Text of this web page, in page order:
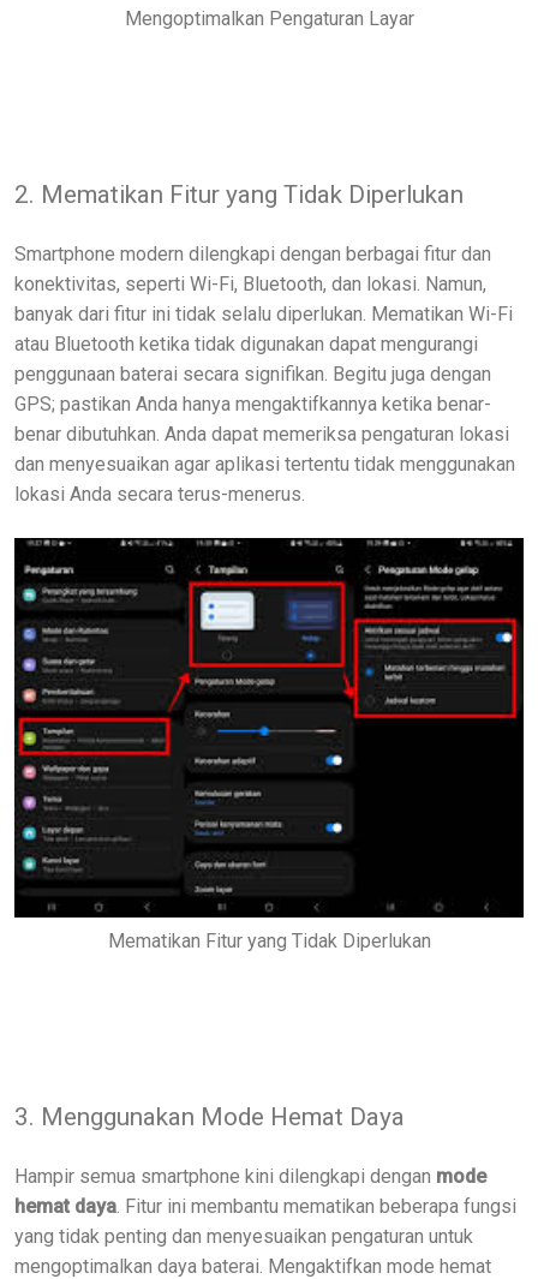
Mengoptimalkan Pengaturan Layar
2. Mematikan Fitur yang Tidak Diperlukan
Smartphone modern dilengkapi dengan berbagai fitur dan
konektivitas, seperti Wi-Fi, Bluetooth, dan lokasi. Namun,
banyak dari fitur ini tidak selalu diperlukan. Mematikan Wi-Fi
atau Bluetooth ketika tidak digunakan dapat mengurangi
penggunaan baterai secara signifikan. Begitu juga dengan
GPS; pastikan Anda hanya mengaktifkannya ketika benar-
benar dibutuhkan. Anda dapat memeriksa pengaturan lokasi
dan menyesuaikan agar aplikasi tertentu tidak menggunakan
lokasi Anda secara terus-menerus.
Mematikan Fitur yang Tidak Diperlukan
3. Menggunakan Mode Hemat Daya
Hampir semua smartphone kini dilengkapi dengan mode
hemat daya. Fitur ini membantu mematikan beberapa fungsi
yang tidak penting dan menyesuaikan pengaturan untuk
mengoptimalkan daya baterai. Mengaktifkan mode hemat